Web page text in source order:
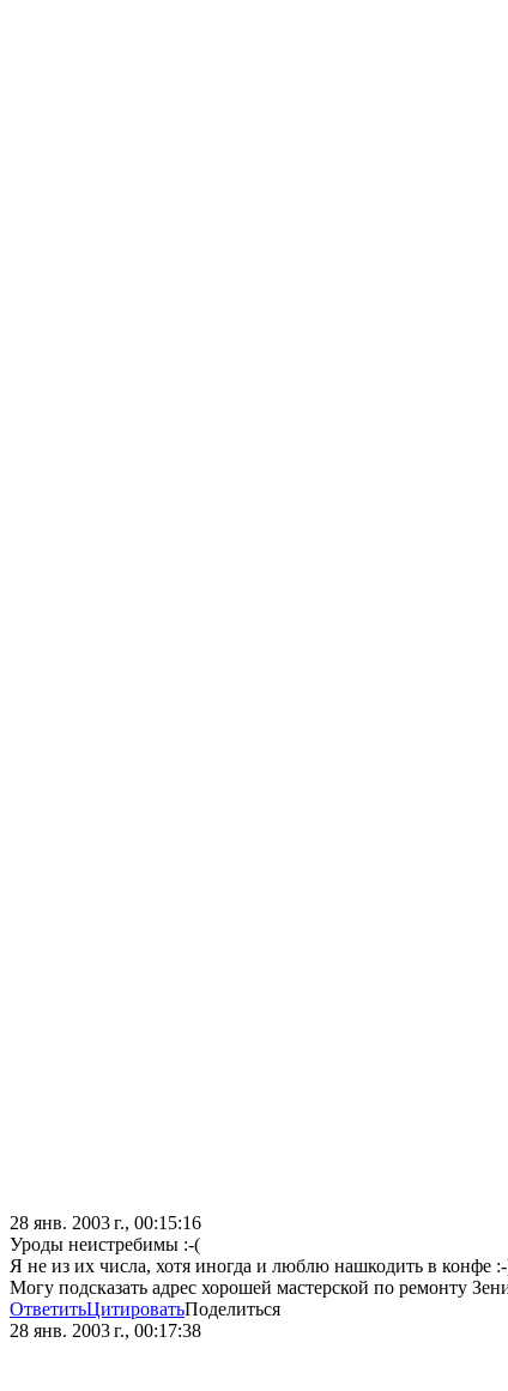
28 янв. 2003 г., 00:15:16
Уроды неистребимы :-(
Я не из их числа, хотя иногда и люблю нашкодить в конфе
Могу подсказать адрес хорошей мастерской по ремонту
ОтветитьЦитироватьПоделиться
28 янв. 2003 г., 00:17:38